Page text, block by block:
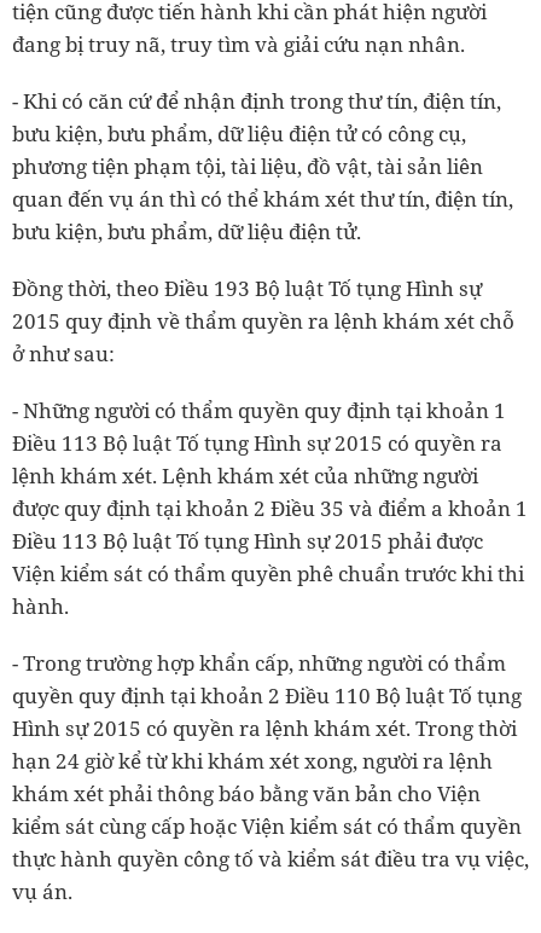
tiện cũng được tiến hành khi cần phát hiện người
đang bị truy nã, truy tìm và giải cứu nạn nhân.
- Khi có căn cứ để nhận định trong thư tín, điện tín,
bưu kiện, bưu phẩm, dữ liệu điện tử có công cụ,
phương tiện phạm tội, tài liệu, đồ vật, tài sản liên
quan đến vụ án thì có thể khám xét thư tín, điện tín,
bưu kiện, bưu phẩm, dữ liệu điện tử.
Đồng thời, theo Điều 193 Bộ luật Tố tụng Hình sự
2015 quy định về thẩm quyền ra lệnh khám xét chỗ
ở như sau:
- Những người có thẩm quyền quy định tại khoản 1
Điều 113 Bộ luật Tố tụng Hình sự 2015 có quyền ra
lệnh khám xét. Lệnh khám xét của những người
được quy định tại khoản 2 Điều 35 và điểm a khoản 1
Điều 113 Bộ luật Tố tụng Hình sự 2015 phải được
Viện kiểm sát có thẩm quyền phê chuẩn trước khi thi
hành.
- Trong trường hợp khẩn cấp, những người có thẩm
quyền quy định tại khoản 2 Điều 110 Bộ luật Tố tụng
Hình sự 2015 có quyền ra lệnh khám xét. Trong thời
hạn 24 giờ kể từ khi khám xét xong, người ra lệnh
khám xét phải thông báo bằng văn bản cho Viện
kiểm sát cùng cấp hoặc Viện kiểm sát có thẩm quyền
thực hành quyền công tố và kiểm sát điều tra vụ việc,
vụ án.